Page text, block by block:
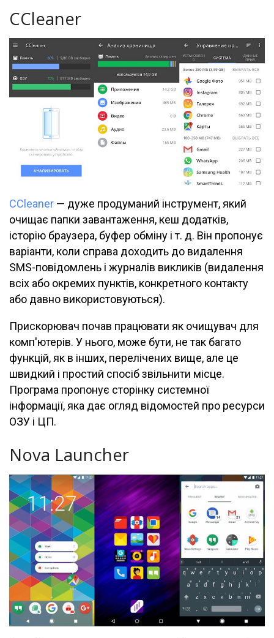
CCleaner
CCleaner — дуже продуманий інструмент, який
очищає папки завантаження, кеш додатків,
історію браузера, буфер обміну і т. д. Він пропонує
варіанти, коли справа доходить до видалення
SMS-повідомлень і журналів викликів (видалення
всіх або окремих пунктів, конкретного контакту
або давно використовуються).
Прискорювач почав працювати як очищувач для
комп'ютерів. У нього, може бути, не так багато
функцій, як в інших, перелічених вище, але це
швидкий і простий спосіб звільнити місце.
Програма пропонує сторінку системної
інформації, яка дає огляд відомостей про ресурси
ОЗУ і ЦП.
Nova Launcher